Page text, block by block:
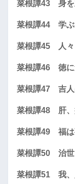
菜根譚43 身を
菜根譚44 学ぶ
菜根譚45 人々
菜根譚46 徳に
菜根譚47 吉人
菜根譚48 肝、
菜根譚49 福は
菜根譚50 治世
菜根譚51 我、